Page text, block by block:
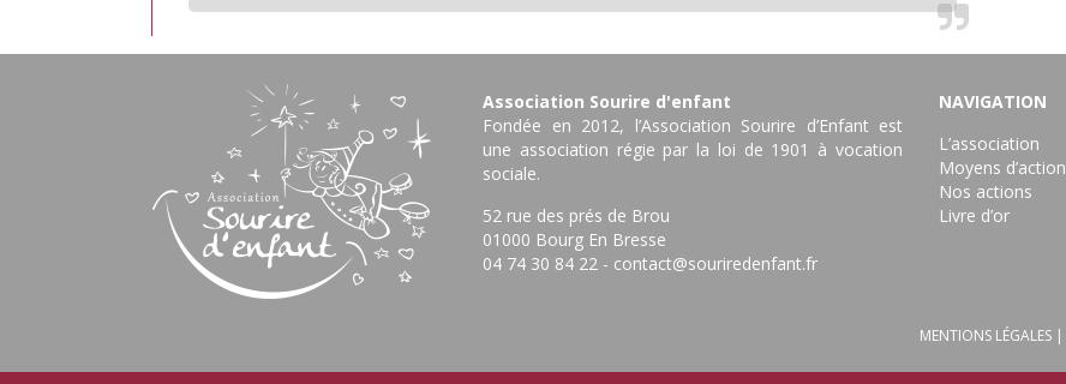
Association Sourire d'enfant
Fondée en 2012, l’Association Sourire d’Enfant est
une association régie par la loi de 1901 à vocation
sociale.
52 rue des prés de Brou
01000 Bourg En Bresse ‎
04 74 30 84 22 - contact@souriredenfant.fr
NAVIGATION
L’association
Moyens d’action
Nos actions
Livre d’or
MENTIONS LÉGALES |